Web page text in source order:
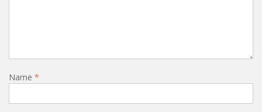
Name *